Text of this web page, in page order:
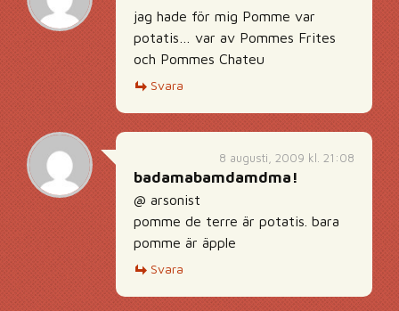
jag hade för mig Pomme var
potatis… var av Pommes Frites
och Pommes Chateu
Svara
8 augusti, 2009 kl. 21:08
badamabamdamdma!
@ arsonist
pomme de terre är potatis. bara
pomme är äpple
Svara